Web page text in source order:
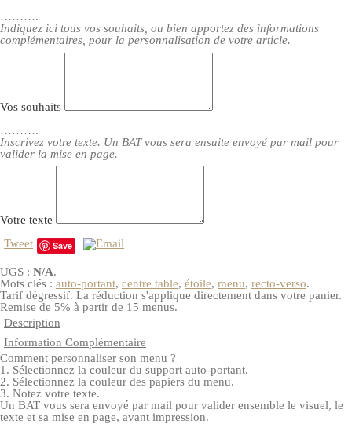
……….
Indiquez ici tous vos souhaits, ou bien apportez des informations
complémentaires, pour la personnalisation de votre article.
Vos souhaits
……….
Inscrivez votre texte. Un BAT vous sera ensuite envoyé par mail pour
valider la mise en page.
Votre texte
Tweet
Save
UGS : N/A.
Mots clés : auto-portant, centre table, étoile, menu, recto-verso.
Tarif dégressif. La réduction s'applique directement dans votre panier.
Remise de 5% à partir de 15 menus.
Description
Information Complémentaire
Comment personnaliser son menu ?
1. Sélectionnez la couleur du support auto-portant.
2. Sélectionnez la couleur des papiers du menu.
3. Notez votre texte.
Un BAT vous sera envoyé par mail pour valider ensemble le visuel, le
texte et sa mise en page, avant impression.